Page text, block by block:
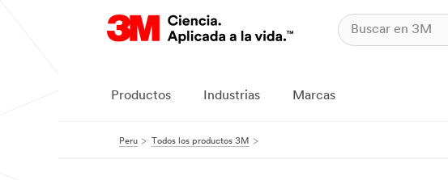
Productos Industrias Marcas
Peru Todos los productos 3M